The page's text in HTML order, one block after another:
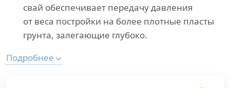
свай обеспечивает передачу давления
от веса постройки на более плотные пласты
грунта, залегающие глубоко.
Подробнее